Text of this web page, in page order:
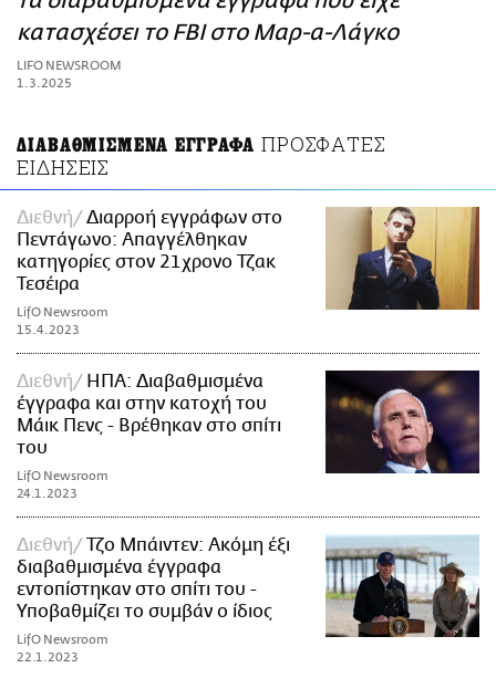
ΑΜΠΑ
PRINT
κατασχέσει το FBI στο Μαρ-α-Λάγκο
LIFO NEWSROOM
1.3.2025
ΔΙΑΒΑΘΜΙΣΜΕΝΑ ΕΓΓΡΑΦΑ ΠΡΟΣΦΑΤΕΣ
ΕΙΔΗΣΕΙΣ
Διεθνή
Διαρροή εγγράφων στο
Πεντάγωνο: Απαγγέλθηκαν
κατηγορίες στον 21χρονο Τζακ
Τεσέιρα
LifO Newsroom
15.4.2023
Διεθνή
ΗΠΑ: Διαβαθμισμένα
έγγραφα και στην κατοχή του
Μάικ Πενς - Βρέθηκαν στο σπίτι
του
LifO Newsroom
24.1.2023
Διεθνή
Τζο Μπάιντεν: Ακόμη έξι
διαβαθμισμένα έγγραφα
εντοπίστηκαν στο σπίτι του -
Υποβαθμίζει το συμβάν ο ίδιος
LifO Newsroom
22.1.2023